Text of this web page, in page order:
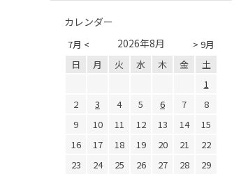
カレンダー
7月 < > 9月
2026年8月
日 月 火 水 木 金
土
1
2
3 4 5 6 7
8
9
10 11 12 13 14
15
16
17 18 19 20 21
22
23
24 25 26 27 28
29